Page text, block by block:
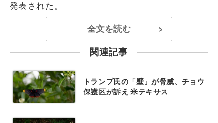
発表された。
全文を読む >
関連記事
トランプ氏の「壁」が脅威、チョウ
保護区が訴え 米テキサス